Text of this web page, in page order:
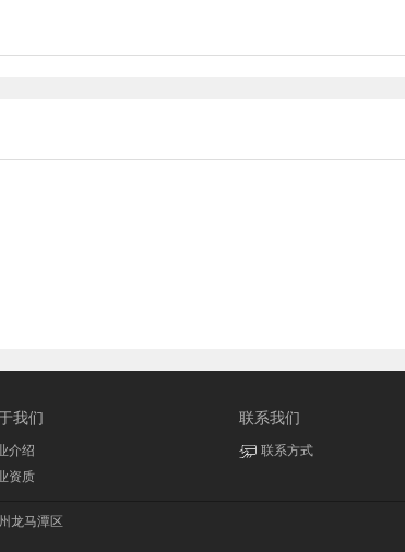
我们
介绍
资质
联系我们
联系方式
龙马潭区